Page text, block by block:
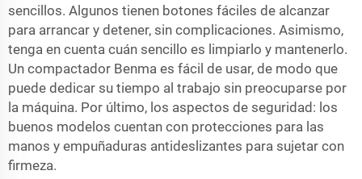
sencillos. Algunos tienen botones fáciles de alcanzar
para arrancar y detener, sin complicaciones. Asimismo,
tenga en cuenta cuán sencillo es limpiarlo y mantenerlo.
Un compactador Benma es fácil de usar, de modo que
puede dedicar su tiempo al trabajo sin preocuparse por
la máquina. Por último, los aspectos de seguridad: los
buenos modelos cuentan con protecciones para las
manos y empuñaduras antideslizantes para sujetar con
firmeza.